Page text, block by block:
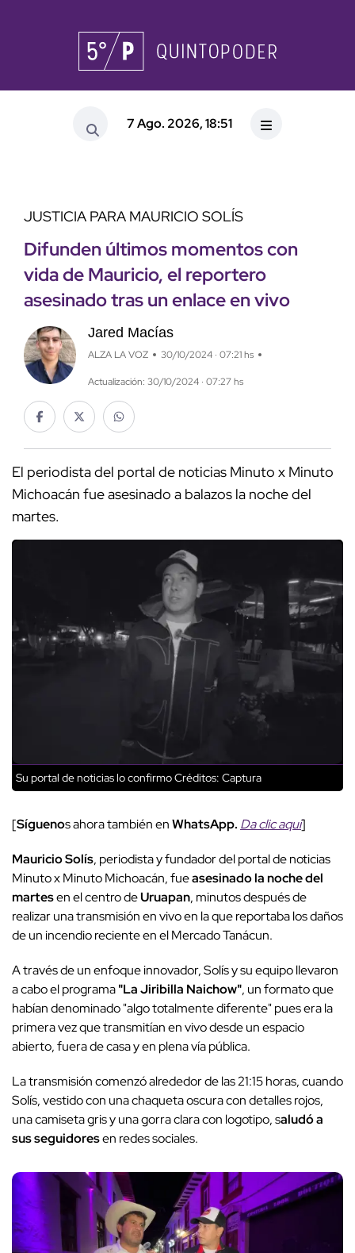
7 Ago. 2026, 18:51
JUSTICIA PARA MAURICIO SOLÍS
Difunden últimos momentos con
vida de Mauricio, el reportero
asesinado tras un enlace en vivo
Jared Macías
ALZA LA VOZ 30/10/2024 · 07:21 hs
Actualización: 30/10/2024 · 07:27 hs
El periodista del portal de noticias Minuto x Minuto
Michoacán fue asesinado a balazos la noche del
martes.
Su portal de noticias lo confirmoCréditos: Captura
[Síguenos ahora también enWhatsApp. Da clic aquí]
Mauricio Solís, periodista y fundador del portal de noticias
Minuto x Minuto Michoacán, fueasesinado la noche del
martesen el centro deUruapan, minutos después de
realizar una transmisión en vivo en la que reportaba los daños
de un incendio reciente en el Mercado Tanácun.
A través de un enfoque innovador, Solís y su equipo llevaron
a cabo el programa"La Jiribilla Naichow", un formato que
habían denominado "algo totalmente diferente" pues era la
primera vez que transmitían en vivo desde un espacio
abierto, fuera de casa y en plena vía pública.
La transmisión comenzó alrededor de las 21:15 horas, cuando
Solís, vestido con una chaqueta oscura con detalles rojos,
una camiseta gris y una gorra clara con logotipo, saludó a
sus seguidoresen redes sociales.